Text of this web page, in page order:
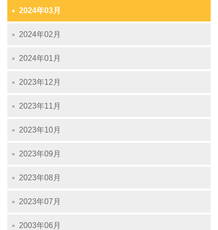
2024年03月
2024年02月
2024年01月
2023年12月
2023年11月
2023年10月
2023年09月
2023年08月
2023年07月
2003年06月